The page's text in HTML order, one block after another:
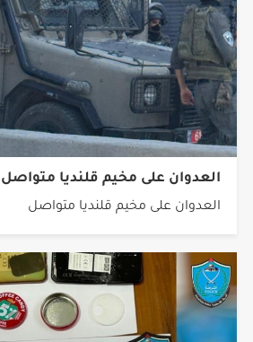
العدوان على مخيم قلنديا متواصل
العدوان على مخيم قلنديا متواصل